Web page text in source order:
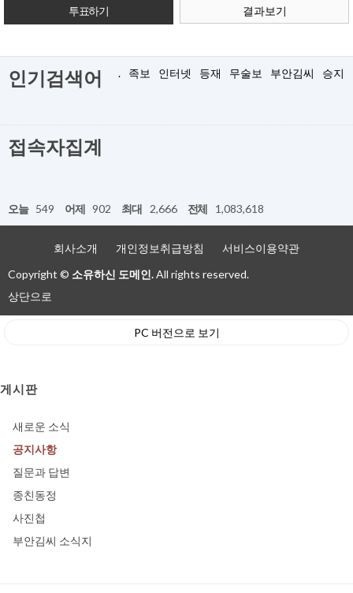
결과보기
인기검색어 . 족보 인터넷 등재 무술보 부안김씨 승지
접속자집계
오늘 549 어제 902 최대 2,666 전체 1,083,618
회사소개 개인정보취급방침
서비스이용약관
Copyright © 소유하신 도메인.All rights reserved.
상단으로
PC 버전으로 보기
게시판
새로운 소식
공지사항
질문과 답변
종친동정
사진첩
부안김씨 소식지